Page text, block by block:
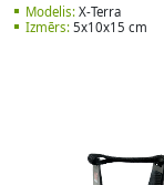
Modelis:X-Terra
Izmērs:5x10x15 cm